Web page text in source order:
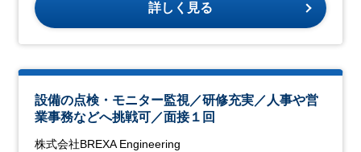
詳しく見る
設備の点検・モニター監視／研修充実／人事や営
業事務などへ挑戦可／面接１回
株式会社BREXA Engineering